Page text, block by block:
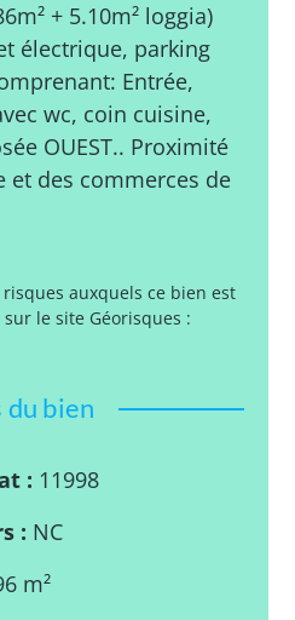
+ 5.10m² loggia)
électrique, parking
Entrée,
wc, coin cuisine,
OUEST.. Proximité
et des commerces de
auxquels ce bien est
le site Géorisques :
bien
: 11998
: NC
m²